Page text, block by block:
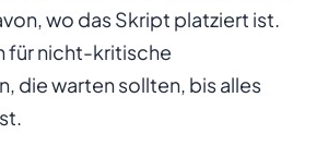
wo das Skript platziert ist.
für nicht-kritische
die warten sollten, bis alles